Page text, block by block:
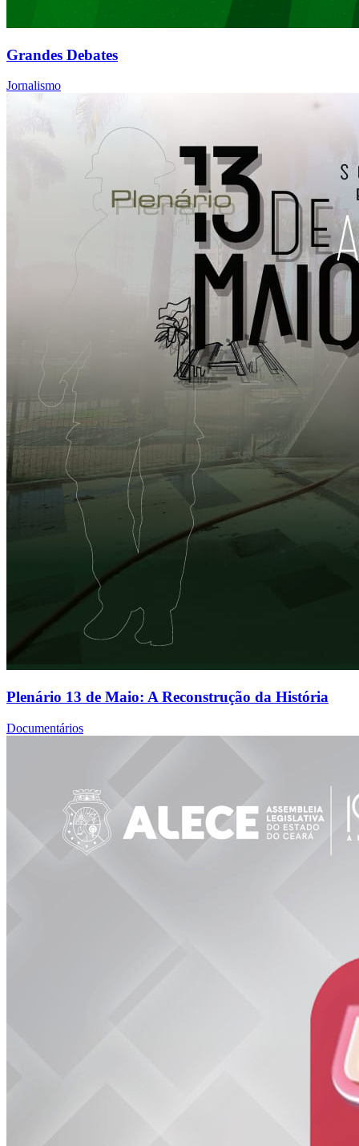
Grandes Debates
Jornalismo
Plenário 13 de Maio: A Reconstrução da História
Documentários